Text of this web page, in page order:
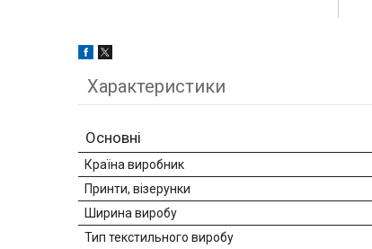
Характеристики
Основні
Країна виробник
Принти, візерунки
Ширина виробу
Тип текстильного виробу